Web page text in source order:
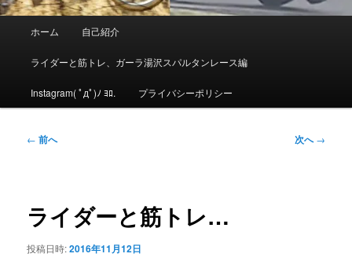
ュ
ホーム 自己紹介
ライダーと筋トレ、ガーラ湯沢スパルタンレース編
Instagram( ﾟдﾟ)ﾉ ﾖﾛ. プライバシーポリシー
投
ー
ョ
← 前へ 次へ→
ライダーと筋トレ…
投稿日時:2016年11月12日